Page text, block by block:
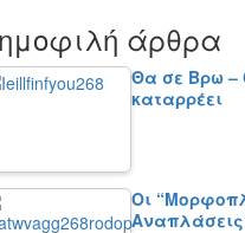
άρθρα
Θα σε Βρω –
καταρρέει
Οι